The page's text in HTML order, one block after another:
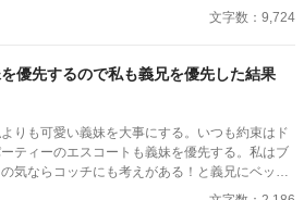
を大きくし、マリア
ます。ジェイコブ様が私をチラッと見て、おっ
るなら妹君の方としたかったなぁ、なん
て私のご婚約者は、妹のご
でした。
文字数：9,724
優先するので私も義兄を優先した結果
りも可愛い義妹を大事にする。いつも約束はド
ティーのエスコートも義妹を優先する。私はブ
気ならコッチにも考えがある！と義兄にベッタ
「ずっとお前を愛してた！」義兄は大喜びして